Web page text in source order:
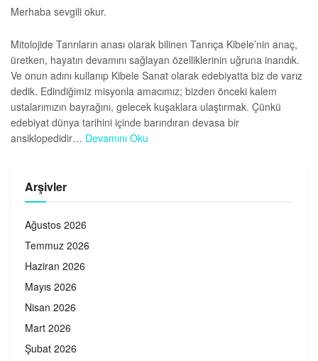
Merhaba sevgili okur.
Mitolojide Tanrıların anası olarak bilinen Tanrıça Kibele’nin anaç,
üretken, hayatın devamını sağlayan özelliklerinin uğruna inandık.
Ve onun adını kullanıp Kibele Sanat olarak edebiyatta biz de varız
dedik. Edindiğimiz misyonla amacımız; bizden önceki kalem
ustalarımızın bayrağını, gelecek kuşaklara ulaştırmak. Çünkü
edebiyat dünya tarihini içinde barındıran devasa bir
ansiklopedidir… Devamını Oku
Arşivler
Ağustos 2026
Temmuz 2026
Haziran 2026
Mayıs 2026
Nisan 2026
Mart 2026
Şubat 2026